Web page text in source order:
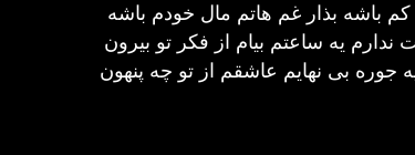
باشه بذار غم هاتم مال خودم باشه
یه ساعتم بیام از فکر تو بیرون
بی نهایم عاشقم از تو چه پنهون